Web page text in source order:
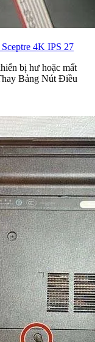
4K IPS 27
bị hư hoặc mất
Bảng Nút Điều